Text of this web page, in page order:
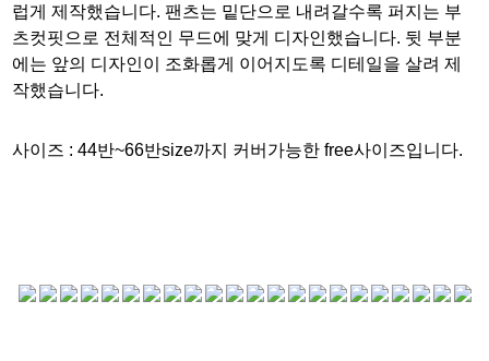
럽게 제작했습니다. 팬츠는 밑단으로 내려갈수록 퍼지는 부
츠컷핏으로 전체적인 무드에 맞게 디자인했습니다. 뒷 부분
에는 앞의 디자인이 조화롭게 이어지도록 디테일을 살려 제
작했습니다.
사이즈 : 44반~66반size까지 커버가능한 free사이즈입니다.